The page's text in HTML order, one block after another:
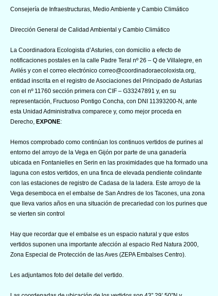
Consejería de Infraestructuras, Medio Ambiente y Cambio Climático
Dirección General de Calidad Ambiental y Cambio Climático
La Coordinadora Ecologista d’Asturies, con domicilio a efecto de
notificaciones postales en la calle Padre Teral nº 26 – Q de Villalegre, en
Avilés y con el correo electrónico correo@coordinadoraecoloxista.org
entidad inscrita en el registro de Asociaciones del Principado de Asturias
con el nº 11760 sección primera con CIF – G33247891 y, en su
representación, Fructuoso Pontigo Concha, con DNI 11393200-N, ante
esta Unidad Administrativa comparece y, como mejor proceda en
Derecho, EXPONE:
Hemos comprobado como continúan los continuos vertidos de purines al
entorno del arroyo de la Vega en Gijón por parte de una ganadería
ubicada en Fontanielles en Serin en las proximidades que ha formado una
laguna con estos vertidos, en una finca de elevada pendiente colindante
con las estaciones de registro de Cadasa de la ladera. Este arroyo de la
Vega desemboca en el embalse de San Andres de los Tacones, una zona
que lleva varios años en una situación de precariedad con los purines que
se vierten sin control
Hay que recordar que el embalse es un espacio natural y que estos
vertidos suponen una importante afección al espacio Red Natura 2000,
Zona Especial de Protección de las Aves (ZEPA Embalses Centro).
Les adjuntamos foto del detalle del vertido.